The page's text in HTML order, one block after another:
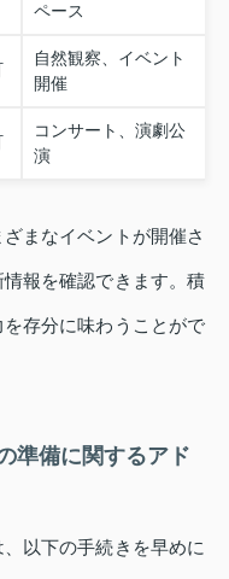
ペース
自然観察、イベント
開催
コンサート、演劇公
演
まなイベントが開催さ
報を確認できます。積
存分に味わうことがで
準備に関するアド
以下の手続きを早めに